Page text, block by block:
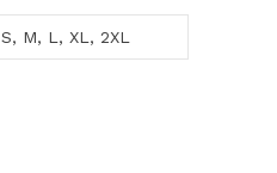
S, M, L, XL, 2XL